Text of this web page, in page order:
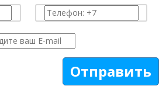
Отправить